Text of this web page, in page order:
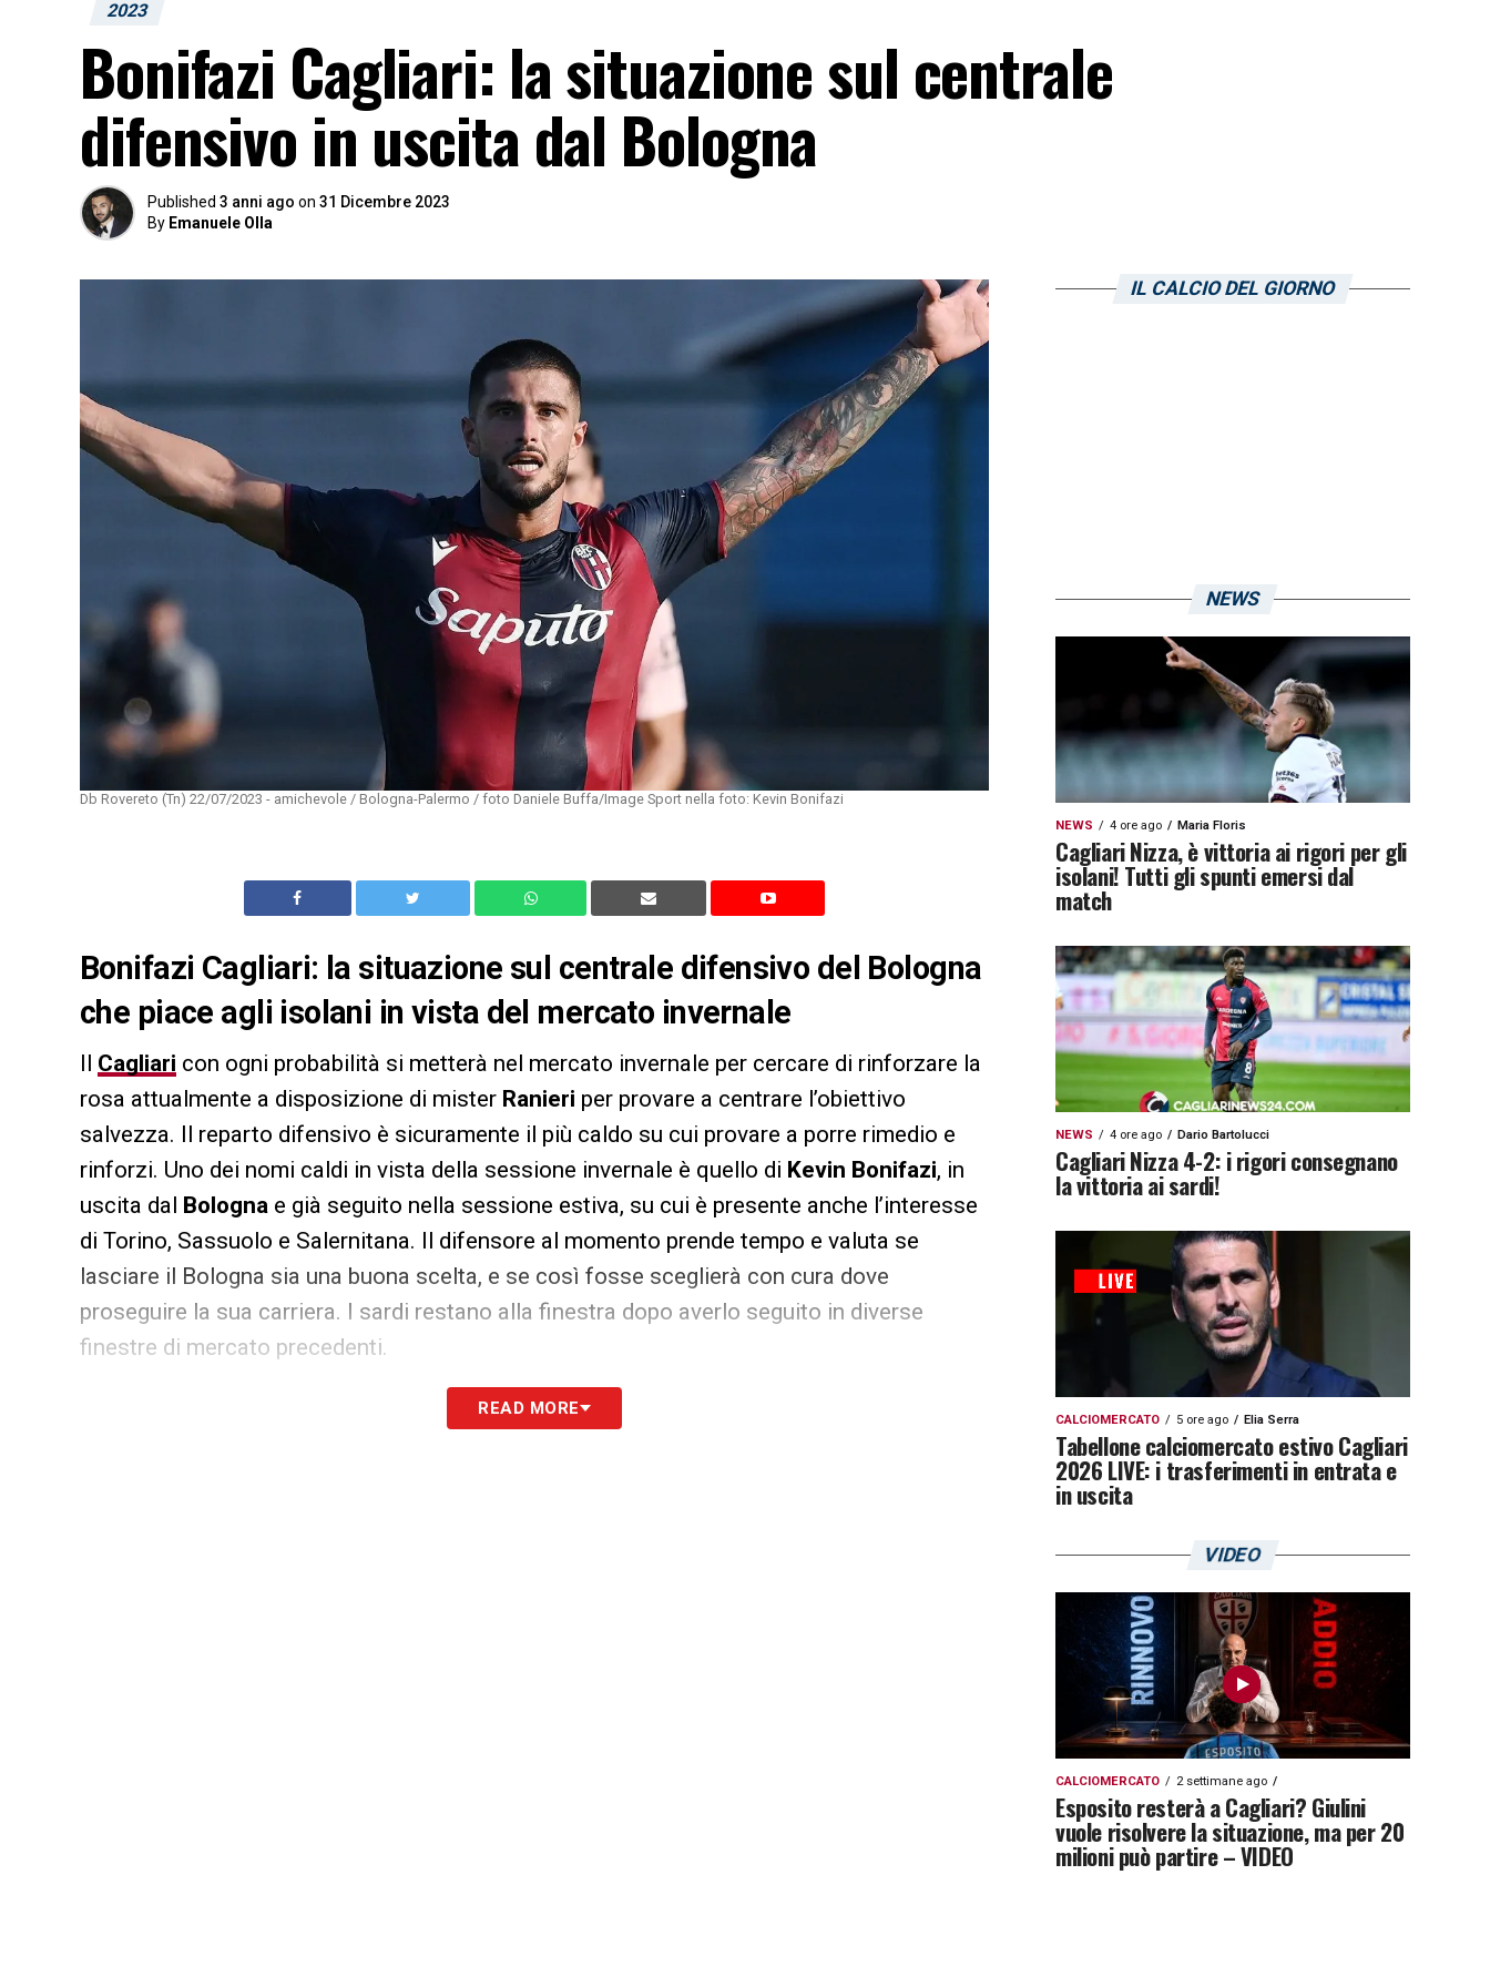
2023
Bonifazi Cagliari: la situazione sul centrale
difensivo in uscita dal Bologna
Published 3 anni ago on 31 Dicembre 2023
By Emanuele Olla
Db Rovereto (Tn) 22/07/2023 - amichevole / Bologna-Palermo / foto Daniele Buffa/Image Sport nella foto: Kevin Bonifazi
Bonifazi Cagliari: la situazione sul centrale difensivo del Bologna
che piace agli isolani in vista del mercato invernale
Il Cagliari con ogni probabilità si metterà nel mercato invernale per cercare di rinforzare la
rosa attualmente a disposizione di mister Ranieri per provare a centrare l’obiettivo
salvezza. Il reparto difensivo è sicuramente il più caldo su cui provare a porre rimedio e
rinforzi. Uno dei nomi caldi in vista della sessione invernale è quello di Kevin Bonifazi, in
uscita dal Bologna e già seguito nella sessione estiva, su cui è presente anche l’interesse
di Torino, Sassuolo e Salernitana. Il difensore al momento prende tempo e valuta se
lasciare il Bologna sia una buona scelta, e se così fosse sceglierà con cura dove
proseguire la sua carriera. I sardi restano alla finestra dopo averlo seguito in diverse
finestre di mercato precedenti.
LA PLAYLIST DELLE NOSTRE TOP NEWSREAD MORE
IL CALCIO DEL GIORNO
NEWS
NEWS 4 ore ago Maria Floris
Cagliari Nizza, è vittoria ai rigori per gli
isolani! Tutti gli spunti emersi dal
match
NEWS 4 ore ago Dario Bartolucci
Cagliari Nizza 4-2: i rigori consegnano
la vittoria ai sardi!
CALCIOMERCATO 5 ore ago Elia Serra
Tabellone calciomercato estivo Cagliari
2026 LIVE: i trasferimenti in entrata e
in uscita
VIDEO
CALCIOMERCATO 2 settimane ago
Esposito resterà a Cagliari? Giulini
vuole risolvere la situazione, ma per 20
milioni può partire – VIDEO